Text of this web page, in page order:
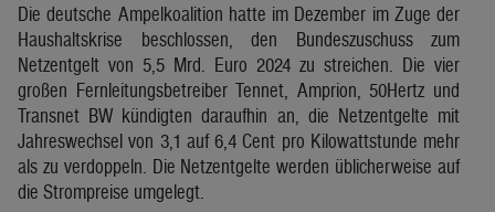
Die deutsche Ampelkoalition hatte im Dezember im Zuge der
Haushaltskrise beschlossen, den Bundeszuschuss zum
Netzentgelt von 5,5 Mrd. Euro 2024 zu streichen. Die vier
großen Fernleitungsbetreiber Tennet, Amprion, 50Hertz und
Transnet BW kündigten daraufhin an, die Netzentgelte mit
Jahreswechsel von 3,1 auf 6,4 Cent pro Kilowattstunde mehr
als zu verdoppeln. Die Netzentgelte werden üblicherweise auf
die Strompreise umgelegt.